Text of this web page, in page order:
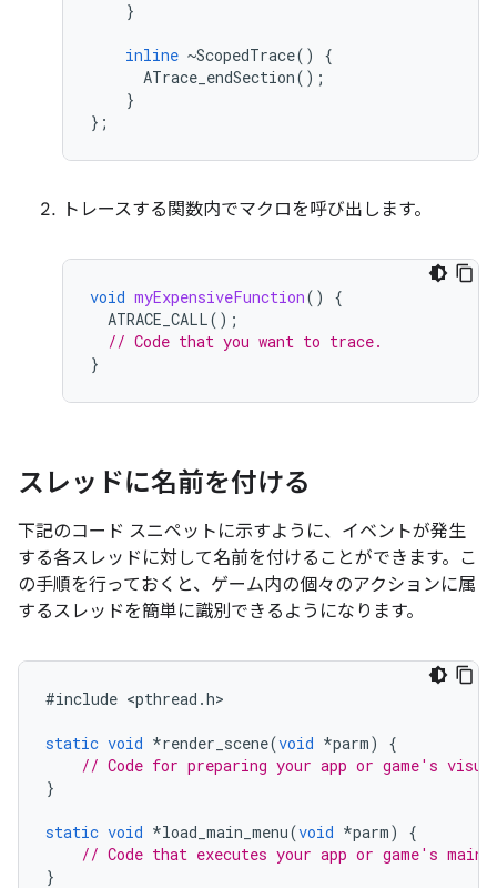
}
inline ~ScopedTrace()
{
ATrace_endSection();
}
};
トレースする関数内でマクロを呼び出します。
void myExpensiveFunction()
{
ATRACE_CALL();
// Code that you want to trace.
}
スレッドに名前を付ける
下記のコード スニペットに示すように、イベントが発生
する各スレッドに対して名前を付けることができます。こ
の手順を行っておくと、ゲーム内の個々のアクションに属
するスレッドを簡単に識別できるようになります。
#include <pthread .h>
static void *render_scene(void *parm)
{
// Code for preparing your app or game's visual
}
static void *load_main_menu(void *parm)
{
// Code that executes your app or game's
}